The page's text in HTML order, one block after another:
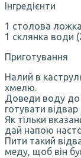
Інгредієнти
1 столова
1 склянка води
Приготування
Налий в
хмелю.
Доведи воду до
готувати
Як тільки
дай напою
Пити такий
меду, щоб він